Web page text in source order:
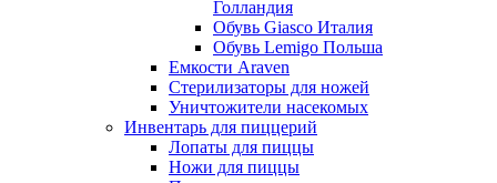
Голландия
Обувь Giasco Италия
Обувь Lemigo Польша
Емкости Araven
Стерилизаторы для ножей
Уничтожители насекомых
Инвентарь для пиццерий
Лопаты для пиццы
Ножи для пиццы